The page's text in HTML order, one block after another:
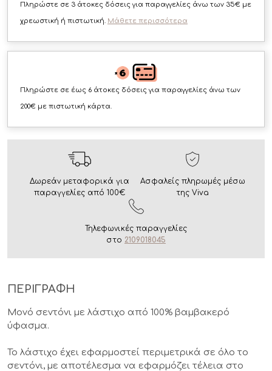
Πληρώστε σε 3 άτοκες δόσεις για παραγγελίες άνω των 35€ με
χρεωστική ή πιστωτική. Μάθετε περισσότερα
Πληρώστε σε έως 6 άτοκες δόσεις για παραγγελίες άνω των
200€ με πιστωτική κάρτα.
Δωρεάν μεταφορικά για
παραγγελίες από 100€
Ασφαλείς πληρωμές μέσω
της Viva
Τηλεφωνικές παραγγελίες
στο 2109018045
ΠΕΡΙΓΡΑΦΗ
Μονό σεντόνι με λάστιχο από 100% βαμβακερό
ύφασμα.
Το λάστιχο έχει εφαρμοστεί περιμετρικά σε όλο το
σεντόνι, με αποτέλεσμα να εφαρμόζει τέλεια στο